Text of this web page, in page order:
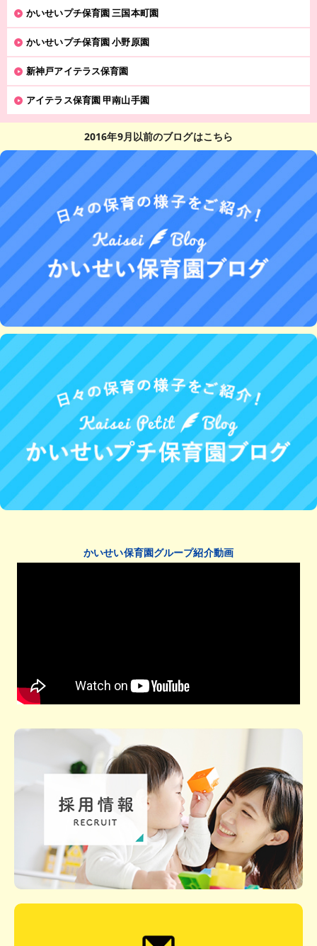
かいせいプチ保育園 三国本町園
かいせいプチ保育園 小野原園
新神戸アイテラス保育園
アイテラス保育園 甲南山手園
2016年9月以前のブログはこちら
かいせい保育園グループ紹介動画